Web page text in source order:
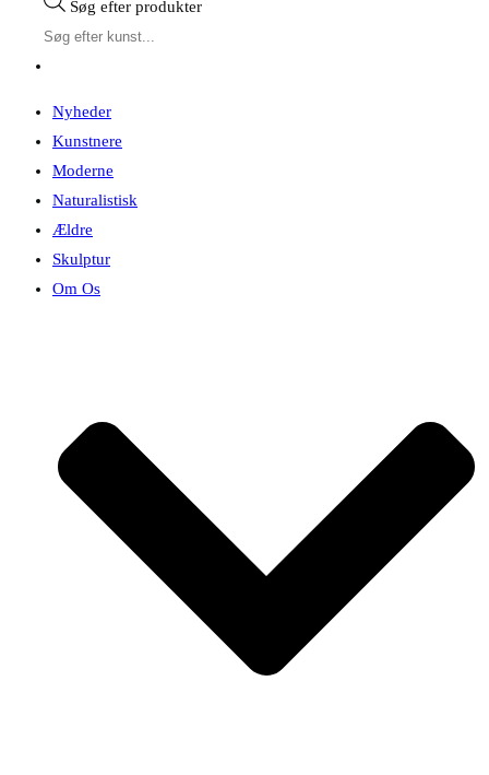
Søg efter produkter
Nyheder
Kunstnere
Moderne
Naturalistisk
Ældre
Skulptur
Om Os